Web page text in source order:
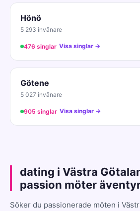
Hönö
5 293 invånare
476 singlar Visa singlar →
Götene
5 027 invånare
905 singlar Visa singlar →
dating i Västra
passion möter
Söker du passionerade möten i